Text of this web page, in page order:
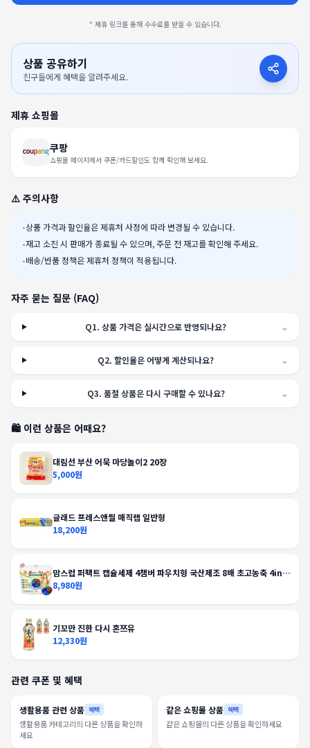
* 제휴 링크를 통해 수수료를 받을 수 있습니다.
상품 공유하기
친구들에게 혜택을 알려주세요.
제휴 쇼핑몰
쿠팡
쇼핑몰 페이지에서 쿠폰/카드할인도 함께 확인해 보세요.
⚠️ 주의사항
•상품 가격과 할인율은 제휴처 사정에 따라 변경될 수 있습니다.
•재고 소진 시 판매가 종료될 수 있으며, 주문 전 재고를 확인해 주세요.
•배송/반품 정책은 제휴처 정책이 적용됩니다.
자주 묻는 질문 (FAQ)
Q1.상품 가격은 실시간으로 반영되나요? ⌄
Q2.할인율은 어떻게 계산되나요? ⌄
Q3. 품절 상품은 다시 구매할 수 있나요? ⌄
🛍️ 이런 상품은 어때요?
대림선 부산 어묵 마당놀이2 20장
5,000원
글래드 프레스앤씰 매직랩 일반형
18,200원
맘스럽 퍼팩트 캡슐세제 4챔버 파우치형 국산제조 8배 초고농축 4in1
대용량 실내건조
8,980원
기꼬만 진한 다시 혼쯔유
12,330원
관련 쿠폰 및 혜택
생활용품 관련 상품 혜택
생활용품 카테고리의 다른 상품을 확인하
세요
같은 쇼핑몰 상품 혜택
같은 쇼핑몰의 다른 상품을 확인하세요